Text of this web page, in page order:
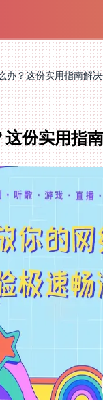
办？这份实用指南解
份实用指